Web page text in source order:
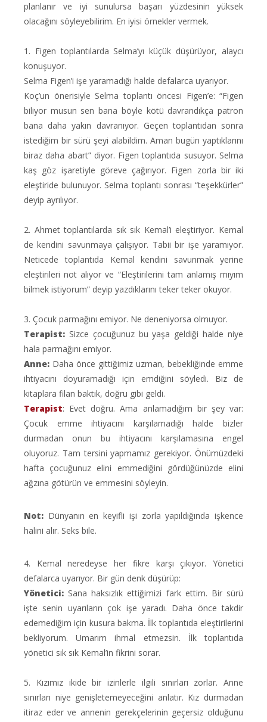
planlanır ve iyi sunulursa başarı yüzdesinin yüksek
olacağını söyleyebilirim. En iyisi örnekler vermek.
1. Figen toplantılarda Selma’yı küçük düşürüyor, alaycı
konuşuyor.
Selma Figen’i işe yaramadığı halde defalarca uyarıyor.
Koç’un önerisiyle Selma toplantı öncesi Figen’e: “Figen
biliyor musun sen bana böyle kötü davrandıkça patron
bana daha yakın davranıyor. Geçen toplantıdan sonra
istediğim bir sürü şeyi alabildim. Aman bugün yaptıklarını
biraz daha abart” diyor. Figen toplantıda susuyor. Selma
kaş göz işaretiyle göreve çağırıyor. Figen zorla bir iki
eleştiride bulunuyor. Selma toplantı sonrası “teşekkürler”
deyip ayrılıyor.
2. Ahmet toplantılarda sık sık Kemal’i eleştiriyor. Kemal
de kendini savunmaya çalışıyor. Tabii bir işe yaramıyor.
Neticede toplantıda Kemal kendini savunmak yerine
eleştirileri not alıyor ve “Eleştirilerini tam anlamış mıyım
bilmek istiyorum” deyip yazdıklarını teker teker okuyor.
3. Çocuk parmağını emiyor. Ne deneniyorsa olmuyor.
Terapist: Sizce çocuğunuz bu yaşa geldiği halde niye
hala parmağını emiyor.
Anne: Daha önce gittiğimiz uzman, bebekliğinde emme
ihtiyacını doyuramadığı için emdiğini söyledi. Biz de
kitaplara filan baktık, doğru gibi geldi.
Terapist: Evet doğru. Ama anlamadığım bir şey var:
Çocuk emme ihtiyacını karşılamadığı halde bizler
durmadan onun bu ihtiyacını karşılamasına engel
oluyoruz. Tam tersini yapmamız gerekiyor. Önümüzdeki
hafta çocuğunuz elini emmediğini gördüğünüzde elini
ağzına götürün ve emmesini söyleyin.
Not: Dünyanın en keyifli işi zorla yapıldığında işkence
halini alır. Seks bile.
4. Kemal neredeyse her fikre karşı çıkıyor. Yönetici
defalarca uyarıyor. Bir gün denk düşürüp:
Yönetici: Sana haksızlık ettiğimizi fark ettim. Bir sürü
işte senin uyarıların çok işe yaradı. Daha önce takdir
edemediğim için kusura bakma. İlk toplantıda eleştirilerini
bekliyorum. Umarım ihmal etmezsin. İlk toplantıda
yönetici sık sık Kemal’in fikrini sorar.
5. Kızımız ikide bir izinlerle ilgili sınırları zorlar. Anne
sınırları niye genişletemeyeceğini anlatır. Kız durmadan
itiraz eder ve annenin gerekçelerinin geçersiz olduğunu